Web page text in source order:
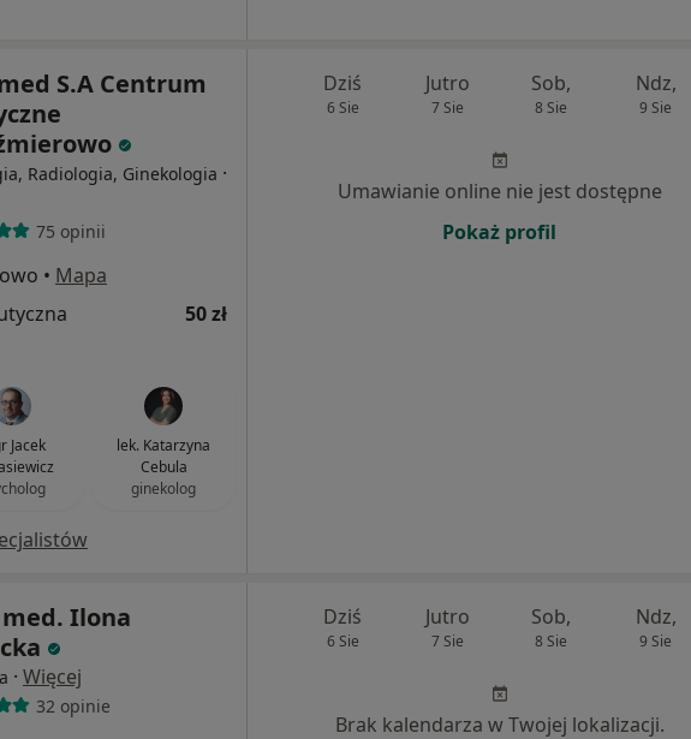
S.A Centrum
Radiologia, Ginekologia ·
75 opinii
• Mapa
50 zł
Jacek
lek. Katarzyna
Cebula
ginekolog
Dziś
6 Sie
Jutro
7 Sie
Sob,
8 Sie
Ndz,
9 Sie
Umawianie online nie jest dostępne
Pokaż profil
Ilona
· Więcej
32 opinie
Dziś
6 Sie
Jutro
7 Sie
Sob,
8 Sie
Ndz,
9 Sie
Brak kalendarza w Twojej lokalizacji.